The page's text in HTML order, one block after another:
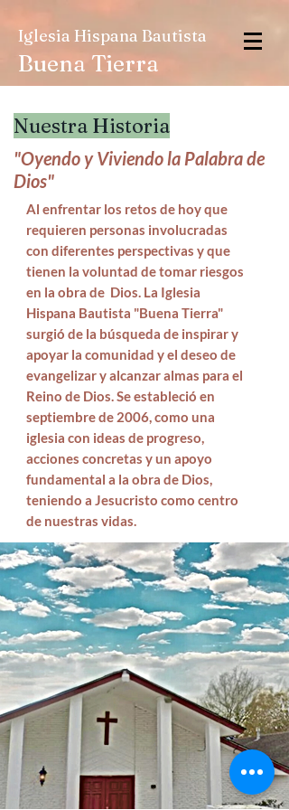
Iglesia Hispana Bautista
Buena Tierra
Nuestra Historia
"Oyendo y Viviendo la Palabra de
Dios"
Al enfrentar los retos de hoy que
requieren personas involucradas
con diferentes perspectivas y que
tienen la voluntad de tomar riesgos
en la obra de Dios. La Iglesia
Hispana Bautista "Buena Tierra"
surgió de la búsqueda de inspirar y
apoyar la comunidad y el deseo de
evangelizar y alcanzar almas para el
Reino de Dios. Se estableció en
septiembre de 2006, como una
iglesia con ideas de progreso,
acciones concretas y un apoyo
fundamental a la obra de Dios,
teniendo a Jesucristo como centro
de nuestras vidas.